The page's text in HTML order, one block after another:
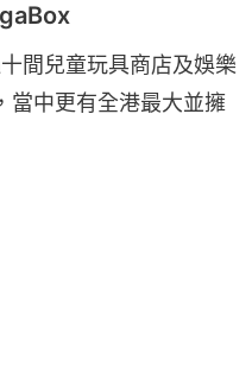
間兒童玩具商店及娛樂
當中更有全港最大並擁